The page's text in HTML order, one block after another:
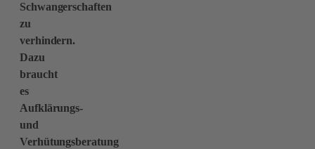
Schwangerschaften
zu
verhindern.
Dazu
braucht
es
Aufklärungs-
und
Verhütungsberatung